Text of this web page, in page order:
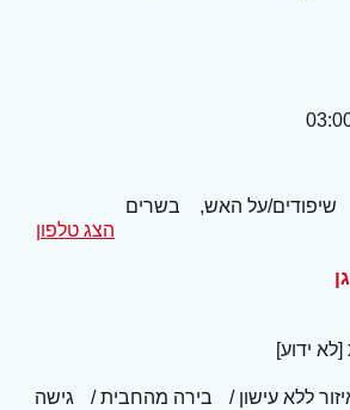
שיפודים/על האש,
בשרים
הצג טלפון
[לא ידוע]
ללא עישון בירה מהחבית
גישה